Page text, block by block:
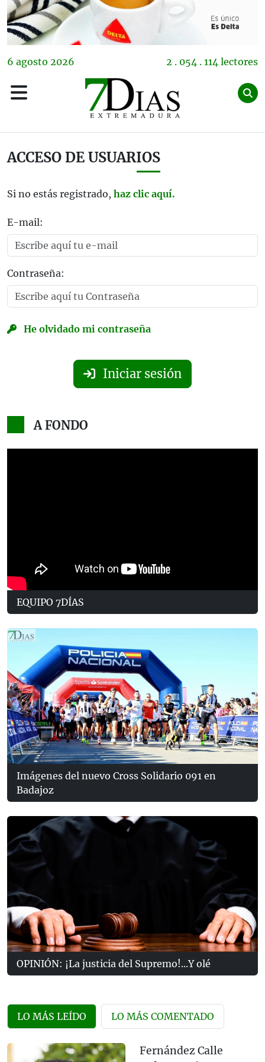
6 agosto 2026 2 . 054 . 114 lectores
ACCESO DE USUARIOS
Si no estás registrado, haz clic aquí.
E-mail:
Contraseña:
He olvidado mi contraseña
Iniciar sesión
A FONDO
EQUIPO 7DÍAS
Imágenes del nuevo Cross Solidario 091 en
Badajoz
OPINIÓN: ¡La justicia del Supremo!...Y olé
LO MÁS LEÍDO LO MÁS COMENTADO
Fernández Calle